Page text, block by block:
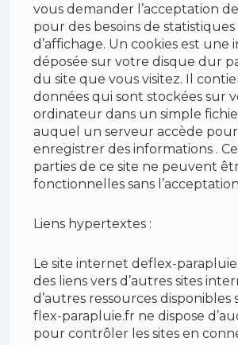
vous demander l’acceptation
pour des besoins de statistiques
d’affichage. Un cookies est une
déposée sur votre disque dur
du site que vous visitez. Il
données qui sont stockées sur
ordinateur dans un simple
auquel un serveur accède
enregistrer des informations .
parties de ce site ne peuvent
fonctionnelles sans
Liens hypertextes :
Le site internet deflex-
des liens vers d’autres sites
d’autres ressources
flex-parapluie.fr ne dispose
pour contrôler les sites en